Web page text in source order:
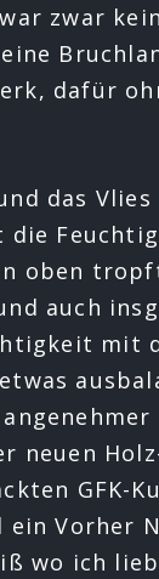
zwar
dafür
das Vlies
die
oben
auch
mit
neuen
GFK-
ein Vorher
wo ich